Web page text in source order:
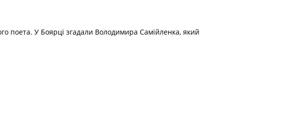
поета. У Боярці згадали Володимира Самійленка, який